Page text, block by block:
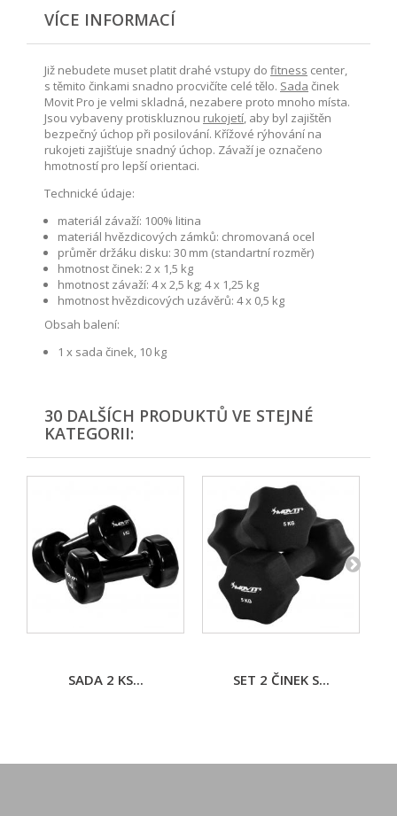
VÍCE INFORMACÍ
Již nebudete muset platit drahé vstupy do fitness center,
s těmito činkami snadno procvičíte celé tělo. Sada činek
Movit Pro je velmi skladná, nezabere proto mnoho místa.
Jsou vybaveny protiskluznou rukojetí, aby byl zajištěn
bezpečný úchop při posilování. Křížové rýhování na
rukojeti zajišťuje snadný úchop. Závaží je označeno
hmotností pro lepší orientaci.
Technické údaje:
materiál závaží: 100% litina
materiál hvězdicových zámků: chromovaná ocel
průměr držáku disku: 30 mm (standartní rozměr)
hmotnost činek: 2 x 1,5 kg
hmotnost závaží: 4 x 2,5 kg; 4 x 1,25 kg
hmotnost hvězdicových uzávěrů: 4 x 0,5 kg
Obsah balení:
1 x sada činek, 10 kg
30 DALŠÍCH PRODUKTŮ VE STEJNÉ
KATEGORII:
SADA 2 KS... SET 2 ČINEK S...